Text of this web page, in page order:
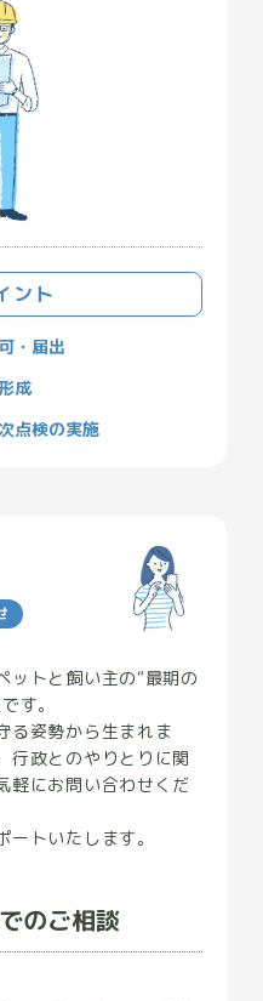
ント
・届出
成
点検の実施
ットと飼い主の“最期の
す。
る姿勢から生まれま
行政とのやりとりに関
軽にお問い合わせくだ
トいたします。
のご相談